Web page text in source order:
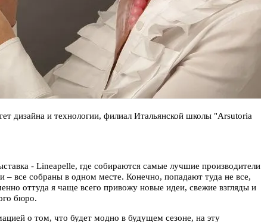
дизайна и технологии, филиал Итальянской школы "Arsutoria
- Lineapelle, где собираются самые лучшие производители
– все собраны в одном месте. Конечно, попадают туда не все,
оттуда я чаще всего привожу новые идеи, свежие взгляды и
бюро.
о том, что будет модно в будущем сезоне, на эту